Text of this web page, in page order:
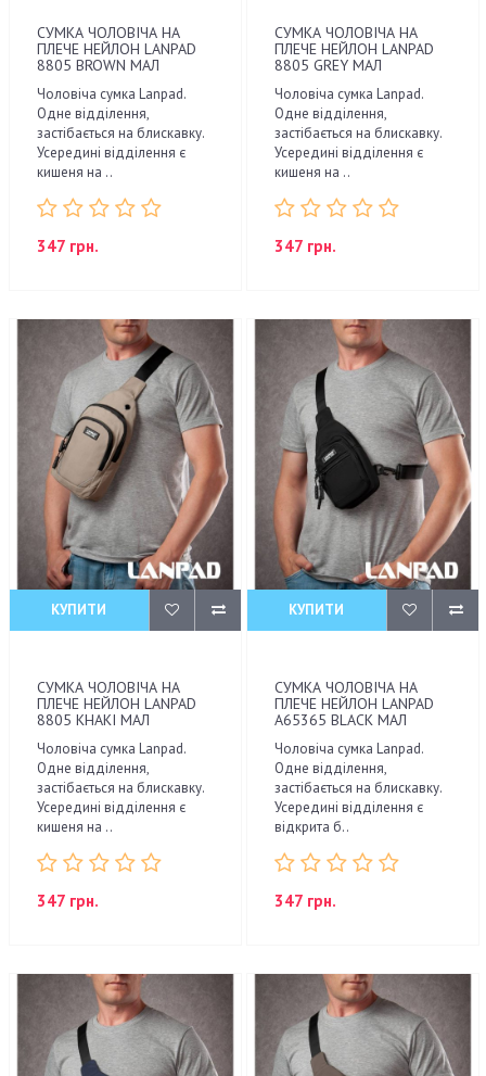
СУМКА ЧОЛОВІЧА НА
ПЛЕЧЕ НЕЙЛОН LANPAD
8805 BROWN МАЛ
Чоловіча сумка Lanpad.
Одне відділення,
застібається на блискавку.
Усередині відділення є
кишеня на ..
347 грн.
СУМКА ЧОЛОВІЧА НА
ПЛЕЧЕ НЕЙЛОН LANPAD
8805 GREY МАЛ
Чоловіча сумка Lanpad.
Одне відділення,
застібається на блискавку.
Усередині відділення є
кишеня на ..
347 грн.
КУПИТИ
СУМКА ЧОЛОВІЧА НА
ПЛЕЧЕ НЕЙЛОН LANPAD
8805 KHAKI МАЛ
Чоловіча сумка Lanpad.
Одне відділення,
застібається на блискавку.
Усередині відділення є
кишеня на ..
347 грн.
КУПИТИ
СУМКА ЧОЛОВІЧА НА
ПЛЕЧЕ НЕЙЛОН LANPAD
A65365 BLACK МАЛ
Чоловіча сумка Lanpad.
Одне відділення,
застібається на блискавку.
Усередині відділення є
відкрита б..
347 грн.